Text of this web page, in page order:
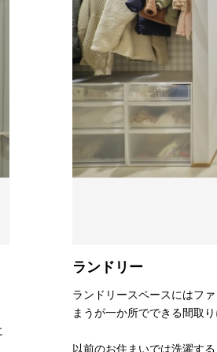
ランドリー
ランドリースペースにはフ
まうが一か所でできる間取
以前のお住まいでは洗濯す